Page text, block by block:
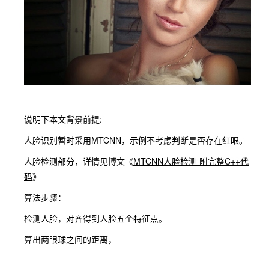
说明下本文背景前提:
人脸识别暂时采用MTCNN，示例不考虑判断是否存在红眼。
人脸检测部分，详情见博文《MTCNN人脸检测 附完整C++代
码》
算法步骤：
检测人脸，对齐得到人脸五个特征点。
算出两眼球之间的距离，